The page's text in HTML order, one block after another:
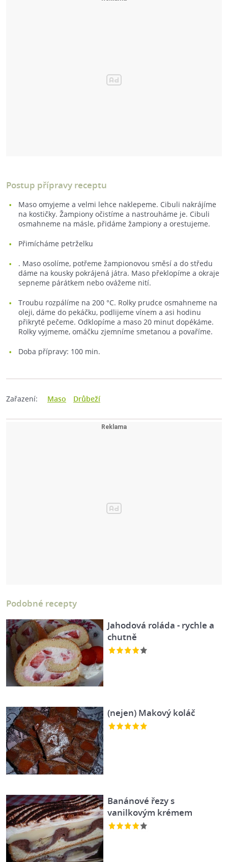
Postup přípravy receptu
Maso omyjeme a velmi lehce naklepeme. Cibuli nakrájíme
na kostičky. Žampiony očistíme a nastrouháme je. Cibuli
osmahneme na másle, přidáme žampiony a orestujeme.
Přimícháme petrželku
. Maso osolíme, potřeme žampionovou směsí a do středu
dáme na kousky pokrájená játra. Maso překlopíme a okraje
sepneme párátkem nebo ovážeme nití.
Troubu rozpálíme na 200 °C. Rolky prudce osmahneme na
oleji, dáme do pekáčku, podlijeme vínem a asi hodinu
přikryté pečeme. Odklopíme a maso 20 minut dopékáme.
Rolky vyjmeme, omáčku zjemníme smetanou a povaříme.
Doba přípravy: 100 min.
Zařazení: Maso Drůbeží
Podobné recepty
Jahodová roláda - rychle a
chutně
(nejen) Makový koláč
Banánové řezy s
vanilkovým krémem